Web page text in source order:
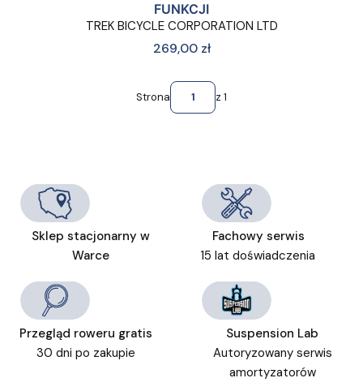
FUNKCJI
TREK BICYCLE CORPORATION LTD
Cena
269,00 zł
Strona z 1
Sklep stacjonarny w
Warce
Fachowy serwis
15 lat doświadczenia
Przegląd roweru gratis
30 dni po zakupie
Suspension Lab
Autoryzowany serwis
amortyzatorów